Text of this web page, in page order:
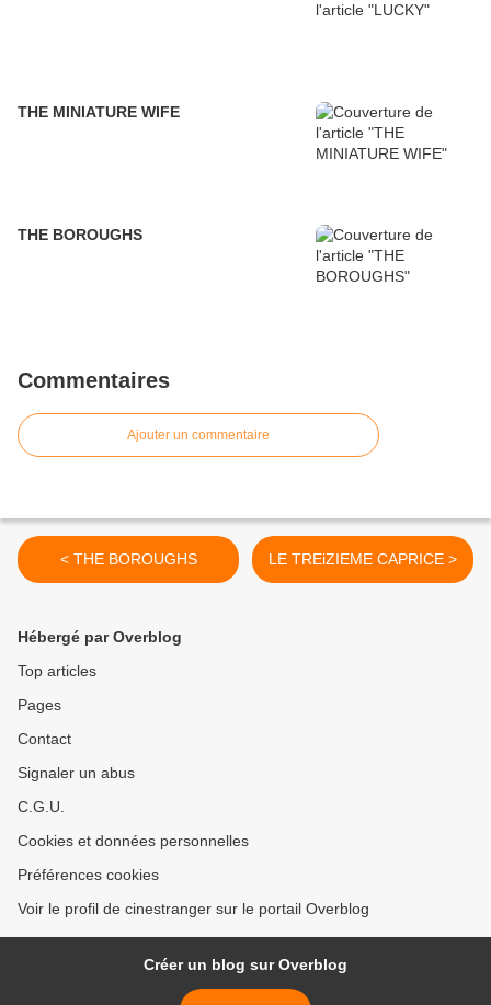
THE MINIATURE WIFE
THE BOROUGHS
Commentaires
Ajouter un commentaire
< THE BOROUGHS LE TREiZIEME CAPRICE >
Hébergé par Overblog
Top articles
Pages
Contact
Signaler un abus
C.G.U.
Cookies et données personnelles
Préférences cookies
Voir le profil de cinestranger sur le portail Overblog
Créer un blog sur Overblog